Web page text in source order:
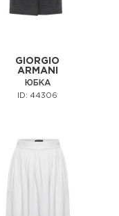
GIORGIO
ARMANI
ЮБКА
ID: 44306